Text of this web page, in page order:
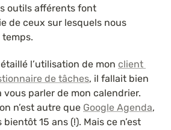
outils afférents font
de ceux sur lesquels nous
temps.
l’utilisation de mon client
de tâches, il fallait bien
vous parler de mon calendrier.
n’est autre que Google Agenda,
15 ans (!). Mais ce n’est